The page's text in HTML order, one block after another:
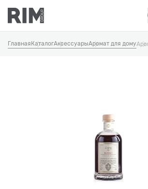
Главная КаталогАксессуарыАромат для дому